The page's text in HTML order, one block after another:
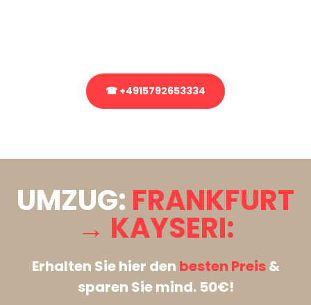
☎ +4915792653334
UMZUG: FRANKFURT
→ KAYSERI:
Erhalten Sie hier den besten Preis&
sparen Sie mind. 50€!